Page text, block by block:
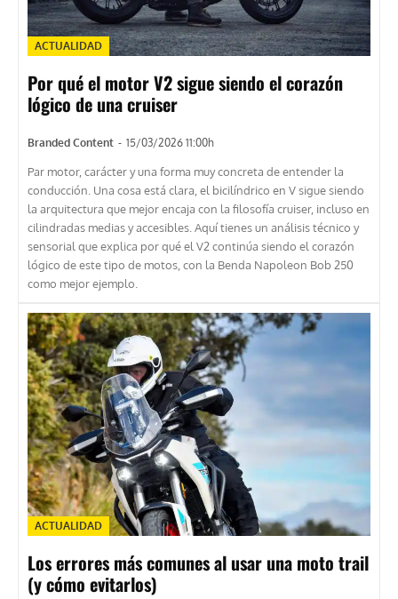
ACTUALIDAD
Por qué el motor V2 sigue siendo el corazón
lógico de una cruiser
Branded Content - 15/03/2026 11:00h
Par motor, carácter y una forma muy concreta de entender la
conducción. Una cosa está clara, el bicilíndrico en V sigue siendo
la arquitectura que mejor encaja con la filosofía cruiser, incluso en
cilindradas medias y accesibles. Aquí tienes un análisis técnico y
sensorial que explica por qué el V2 continúa siendo el corazón
lógico de este tipo de motos, con la Benda Napoleon Bob 250
como mejor ejemplo.
ACTUALIDAD
Los errores más comunes al usar una moto trail
(y cómo evitarlos)